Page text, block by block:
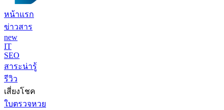
หน้าแรก
ข่าวสาร
new
IT
SEO
สาระน่ารู้
รีวิว
เสี่ยงโชค
ใบตรวจหวย